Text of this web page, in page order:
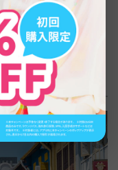
です。都心部から
を味わえるのは、
方です。
ン